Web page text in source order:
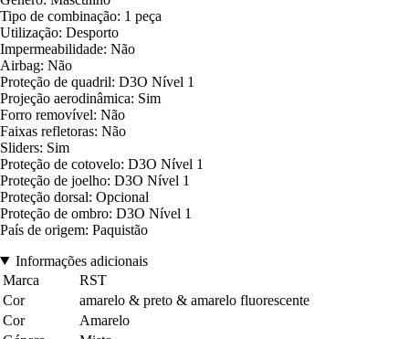
Tipo de combinação: 1 peça
Utilização: Desporto
Impermeabilidade: Não
Airbag: Não
Proteção de quadril: D3O Nível 1
Projeção aerodinâmica: Sim
Forro removível: Não
Faixas refletoras: Não
Sliders: Sim
Proteção de cotovelo: D3O Nível 1
Proteção de joelho: D3O Nível 1
Proteção dorsal: Opcional
Proteção de ombro: D3O Nível 1
País de origem: Paquistão
Informações adicionais
Marca
RST
Cor
amarelo & preto & amarelo fluorescente
Cor
Amarelo